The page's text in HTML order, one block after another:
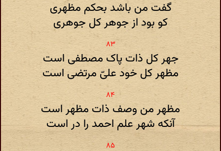
گفت من باشد بحکم مظهری
کو بود از جوهر کل جوهری
جهر کل ذات پاک مصطفی است
مظهر کل خود علیّ مرتضی است
مظهر من وصف ذات مظهر است
آنکه شهر علم احمد را در است